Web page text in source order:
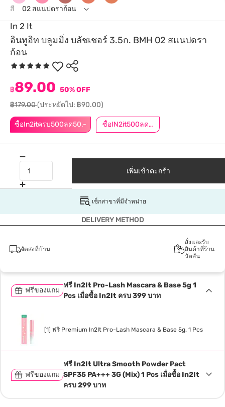
In 2 It
อินทูอิท บลูมมิ่ง บลัชเชอร์ 3.5ก. BMH 02 สแนปดรา
ก้อน
ซื้อIn2itครบ500ลด50.- ซื้อIN2it500ลด50.-
฿89.00 50% OFF
฿179.00(ประหยัดไป: ฿90.00)
สี 02 สแนปดราก้อน
เพิ่มเข้าตะกร้า
เช็กสาขาที่มีจำหน่าย
DELIVERY METHOD
จัดส่งที่บ้าน
สั่งและรับ
สินค้าที่ร้าน
วัตสัน
ฟรีของแถม
ฟรี In2It Pro-Lash Mascara & Base 5g 1
Pcs เมื่อซื้อ In2It ครบ 399 บาท
[1] ฟรี Premium In2It Pro-Lash Mascara & Base 5g. 1 Pcs
ฟรีของแถม
ฟรี In2It Ultra Smooth Powder Pact
SPF35 PA+++ 3G (Mix) 1 Pcs เมื่อซื้อ In2It
ครบ 299 บาท